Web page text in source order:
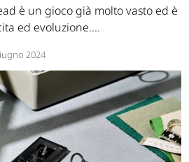
è un gioco già molto vasto ed è
ed evoluzione....
2024